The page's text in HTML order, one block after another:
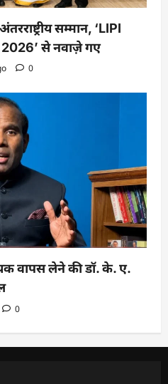
सम्मान, ‘LIPI
से नवाज़े गए
0
वापस लेने की डॉ. के. ए.
0